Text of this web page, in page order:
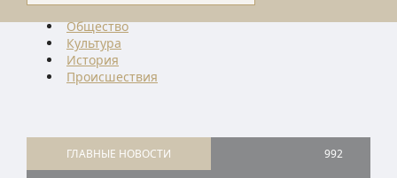
Общество
Культура
История
Проиcшествия
ГЛАВНЫЕ НОВОСТИ 992